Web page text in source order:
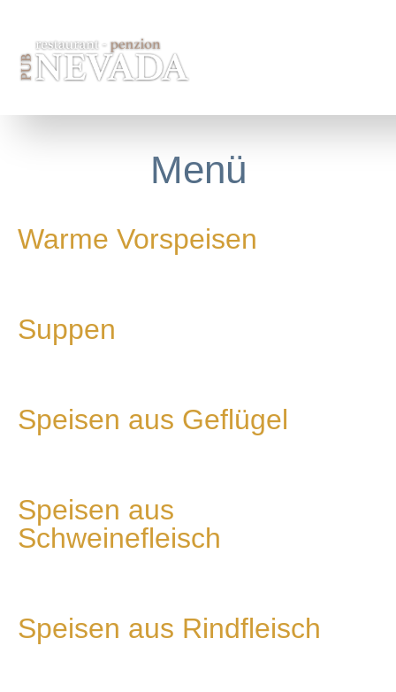
NAVIGATION
Menü
Warme Vorspeisen
Suppen
Speisen aus Geflügel
Speisen aus
Schweinefleisch
Speisen aus Rindfleisch